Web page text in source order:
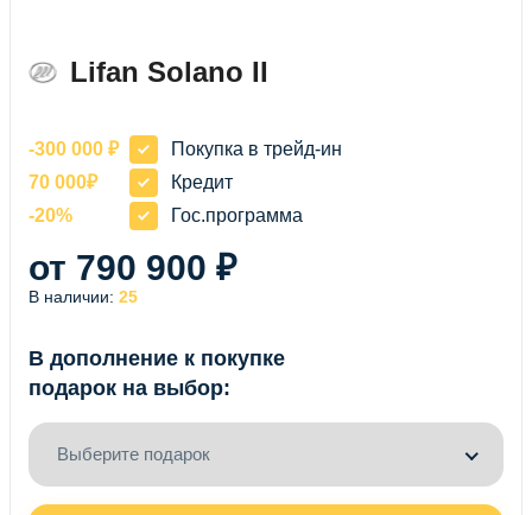
Lifan Solano II
-300 000 ₽
Покупка в трейд-ин
70 000₽
Кредит
-20%
Гос.программа
от 790 900 ₽
В наличии: 25
В дополнение к покупке
подарок на выбор:
Выберите подарок